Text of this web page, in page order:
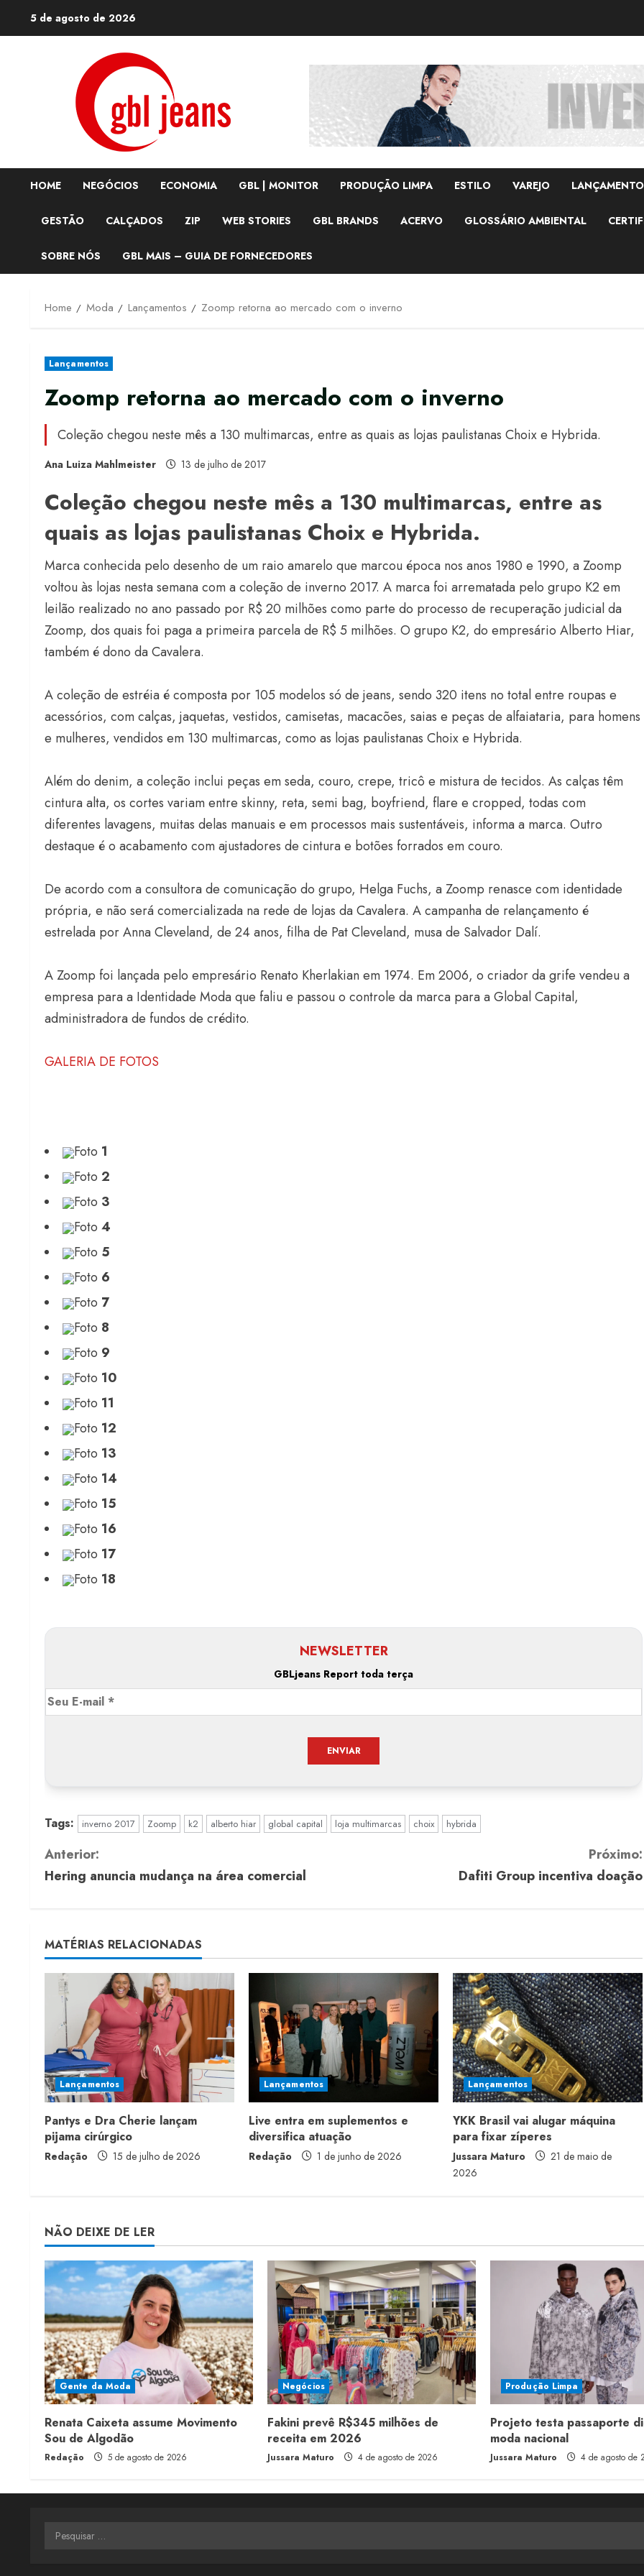
5 de agosto de 2026
HOME NEGÓCIOS ECONOMIA GBL | MONITOR PRODUÇÃO LIMPA ESTILO VAREJO
GESTÃO CALÇADOS ZIP WEB STORIES GBL BRANDS ACERVO GLOSSÁRIO AMBIENTAL
SOBRE NÓS GBL MAIS – GUIA DE FORNECEDORES
Home Moda Lançamentos Zoomp retorna ao mercado com o inverno
Lançamentos
Zoomp retorna ao mercado com o inverno
Coleção chegou neste mês a 130 multimarcas, entre as quais as lojas paulistanas Choix e Hybrida.
Ana Luiza Mahlmeister 13 de julho de 2017
Coleção chegou neste mês a 130 multimarcas, entre as
quais as lojas paulistanas Choix e Hybrida.
Marca conhecida pelo desenho de um raio amarelo que marcou época nos anos 1980 e 1990, a Zoomp
voltou às lojas nesta semana com a coleção de inverno 2017. A marca foi arrematada pelo grupo K2 em
leilão realizado no ano passado por R$ 20 milhões como parte do processo de recuperação judicial da
Zoomp, dos quais foi paga a primeira parcela de R$ 5 milhões. O grupo K2, do empresário Alberto Hiar,
também é dono da Cavalera.
A coleção de estréia é composta por 105 modelos só de jeans, sendo 320 itens no total entre roupas e
acessórios, com calças, jaquetas, vestidos, camisetas, macacões, saias e peças de alfaiataria, para homens
e mulheres, vendidos em 130 multimarcas, como as lojas paulistanas Choix e Hybrida.
Além do denim, a coleção inclui peças em seda, couro, crepe, tricô e mistura de tecidos. As calças têm
cintura alta, os cortes variam entre skinny, reta, semi bag, boyfriend, flare e cropped, todas com
diferentes lavagens, muitas delas manuais e em processos mais sustentáveis, informa a marca. Outro
destaque é o acabamento com ajustadores de cintura e botões forrados em couro.
De acordo com a consultora de comunicação do grupo, Helga Fuchs, a Zoomp renasce com identidade
própria, e não será comercializada na rede de lojas da Cavalera. A campanha de relançamento é
estrelada por Anna Cleveland, de 24 anos, filha de Pat Cleveland, musa de Salvador Dalí.
A Zoomp foi lançada pelo empresário Renato Kherlakian em 1974. Em 2006, o criador da grife vendeu a
empresa para a Identidade Moda que faliu e passou o controle da marca para a Global Capital,
administradora de fundos de crédito.
GALERIA DE FOTOS
Foto 1
Foto 2
Foto 3
Foto 4
Foto 5
Foto 6
Foto 7
Foto 8
Foto 9
Foto 10
Foto 11
Foto 12
Foto 13
Foto 14
Foto 15
Foto 16
Foto 17
Foto 18
NEWSLETTER
GBLjeans Report toda terça
Tags: inverno 2017 Zoomp k2 alberto hiar global capital loja multimarcas choix hybrida
C
o
t
i
e
R
e
a
i
n
g
Anterior:
Hering anuncia mudança na área comercial
Próximo:
Dafiti Group incentiva doação
MATÉRIAS RELACIONADAS
Lançamentos
Pantys e Dra Cherie lançam
pijama cirúrgico
Redação 15 de julho de 2026
Lançamentos
Live entra em suplementos e
diversifica atuação
Redação 1 de junho de 2026
Lançamentos
YKK Brasil vai alugar máquina
para fixar zíperes
Jussara Maturo
21 de maio de
2026
NÃO DEIXE DE LER
Gente da Moda
Renata Caixeta assume Movimento
Sou de Algodão
Redação 5 de agosto de 2026
Negócios
Fakini prevê R$345 milhões de
receita em 2026
Jussara Maturo 4 de agosto de 2026
Produção Limpa
Projeto testa passaporte
moda nacional
Jussara Maturo 4 de agosto de
Pesquisar